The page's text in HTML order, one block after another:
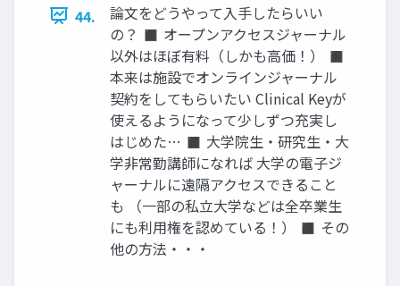
44.
論文をどうやって入手したらいい
の？ ◼ オープンアクセスジャーナル
以外はほぼ有料（しかも高価！） ◼
本来は施設でオンラインジャーナル
契約をしてもらいたい Clinical Keyが
使えるようになって少しずつ充実し
はじめた… ◼ 大学院生・研究生・大
学非常勤講師になれば 大学の電子ジ
ャーナルに遠隔アクセスできること
も （一部の私立大学などは全卒業生
にも利用権を認めている！） ◼ その
他の方法・・・